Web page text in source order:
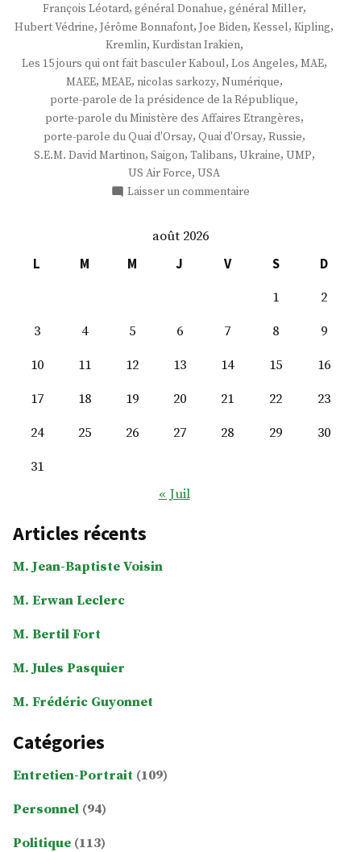
François Léotard, général Donahue, général Miller,
Hubert Védrine, Jérôme Bonnafont, Joe Biden, Kessel, Kipling,
Kremlin, Kurdistan Irakien,
Les 15 jours qui ont fait basculer Kaboul, Los Angeles, MAE,
MAEE, MEAE, nicolas sarkozy, Numérique,
porte-parole de la présidence de la République,
porte-parole du Ministère des Affaires Etrangères,
porte-parole du Quai d'Orsay, Quai d'Orsay, Russie,
S.E.M. David Martinon, Saigon, Talibans, Ukraine, UMP,
US Air Force, USA
Laisser un commentaire
David
août 2026
L
M M J V S
D
1
2
3
4 5 6 7 8
9
10
11 12 13 14 15
16
17
18 19 20 21 22
23
24
25 26 27 28 29
30
31
« Juil
Articles récents
M. Jean-Baptiste Voisin
M. Erwan Leclerc
M. Bertil Fort
M. Jules Pasquier
M. Frédéric Guyonnet
Catégories
Entretien-Portrait (109)
Personnel (94)
Politique (113)